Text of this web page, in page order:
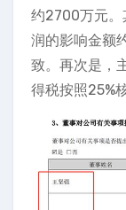
约2700万元。
润的影响金额
致。再次是，
得税按照25%